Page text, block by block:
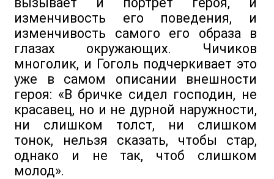
изменчивость его поведения, и
изменчивость самого его образа в
глазах окружающих. Чичиков
многолик, и Гоголь подчеркивает это
уже в самом описании внешности
героя: «В бричке сидел господин, не
красавец, но и не дурной наружности,
ни слишком толст, ни слишком
тонок, нельзя сказать, чтобы стар,
однако и не так, чтоб слишком
молод».